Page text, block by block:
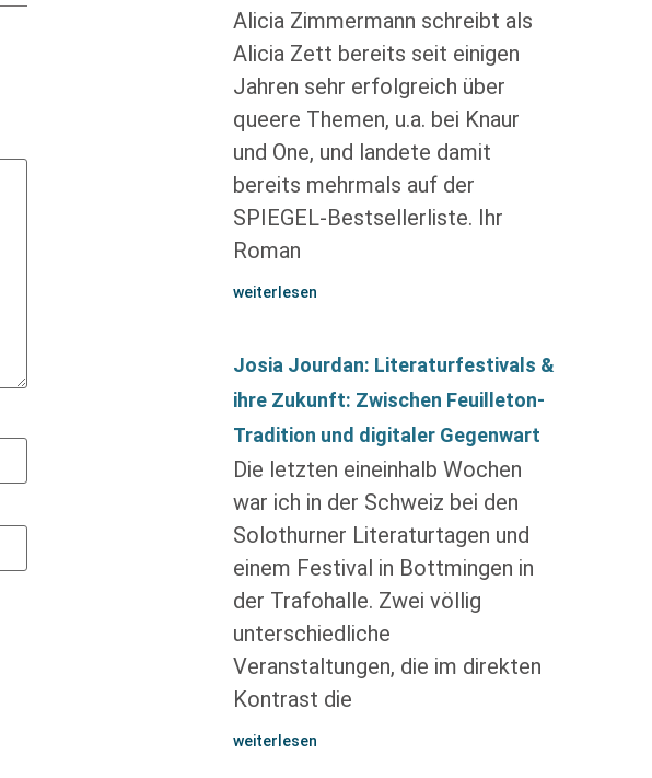
Alicia Zimmermann schreibt als
Alicia Zett bereits seit einigen
Jahren sehr erfolgreich über
queere Themen, u.a. bei Knaur
und One, und landete damit
bereits mehrmals auf der
SPIEGEL-Bestsellerliste. Ihr
Roman
weiterlesen
Josia Jourdan: Literaturfestivals &
ihre Zukunft: Zwischen Feuilleton-
Tradition und digitaler Gegenwart
Die letzten eineinhalb Wochen
war ich in der Schweiz bei den
Solothurner Literaturtagen und
einem Festival in Bottmingen in
der Trafohalle. Zwei völlig
unterschiedliche
Veranstaltungen, die im direkten
Kontrast die
weiterlesen